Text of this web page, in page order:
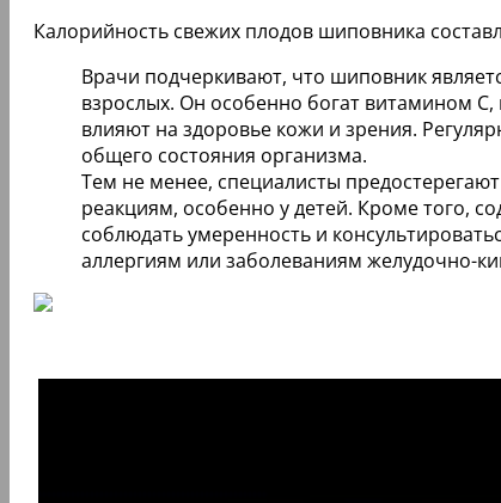
Калорийность свежих плодов шиповника
Врачи подчеркивают, что шиповник
взрослых. Он особенно богат витамином
влияют на здоровье кожи и зрения.
общего состояния организма.
Тем не менее, специалисты
реакциям, особенно у детей. Кроме того,
соблюдать умеренность и
аллергиям или заболеваниям желудочно-